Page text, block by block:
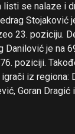
listi se nalaze i
Stojaković
23. poziciju.
Danilović je na
poziciji.
iz regiona:
Goran Dragić